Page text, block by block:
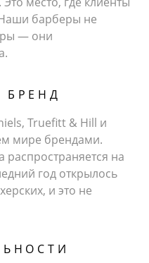
Наши барберы не
— они
БРЕНД
Truefitt & Hill и
мире брендами.
на
год открылось
и это не